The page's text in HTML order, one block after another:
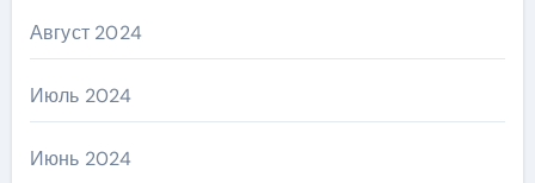
Август 2024
Июль 2024
Июнь 2024